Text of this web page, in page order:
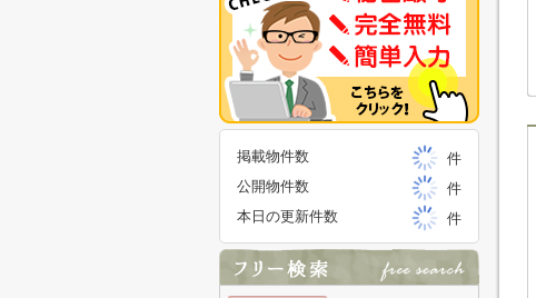
掲載物件数
件
公開物件数
件
本日の更新件数
件